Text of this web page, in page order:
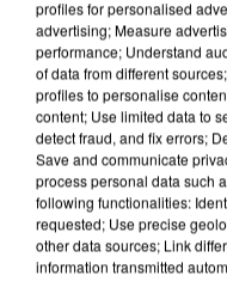
UNE TOURISTE DE
COULÉE DE BOUE
profiles for personalised
advertising; Measure
performance; Understand
of data from different
profiles to personalise
content; Use limited data to
detect fraud, and fix errors;
Save and communicate
process personal data such
following functionalities:
requested; Use precise
other data sources; Link
information transmitted